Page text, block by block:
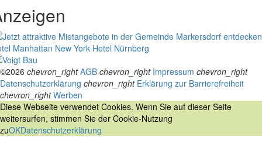
Manhattan New York Hotel Nürnberg
©2026 chevron_right AGB chevron_right Impressum chevron_right
Datenschutzerklärung chevron_right Erklärung zur Barrierefreiheit
chevron_right Werben
Diese Webseite verwendet Cookies. Wenn Sie auf dieser Seite
weitersurfen, stimmen Sie der Cookie-Nutzung
zuOKDatenschutzerklärung